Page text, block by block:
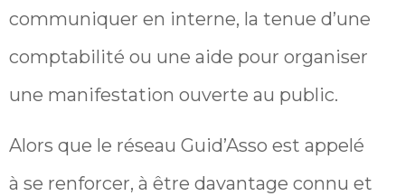
communiquer en interne, la tenue d’une
comptabilité ou une aide pour organiser
une manifestation ouverte au public.
Alors que le réseau Guid’Asso est appelé
à se renforcer, à être davantage connu et